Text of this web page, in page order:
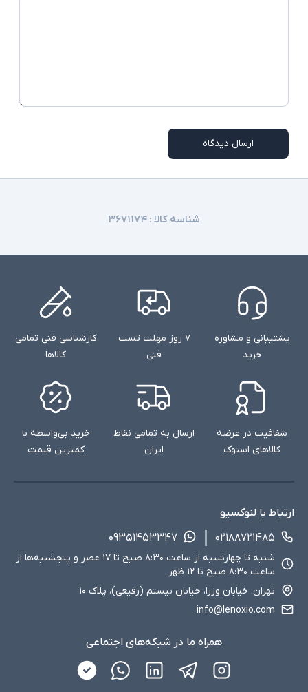
توضیحات تکمیلی
امکاناتی نظیر اسلات سیم کارت، نور پس زمینه
همه مدلها وجود ندارند
ارسال دیدگاه
شناسه کالا :۳۶۷۱۱۷۴
پشتیبانی و مشاوره
خرید
۷ روز مهلت تست
فنی
کارشناسی فنی تمامی
کالاها
شفافیت در عرضه
کالاهای استوک
ارسال به تمامی نقاط
ایران
خرید بی‌واسطه با
کمترین قیمت
ارتباط با لنوکسیو
۰۲۱۸۸۷۲۱۴۸۵
۰۹۳۵۱۴۵۳۳۴۷
شنبه تا چهارشنبه از ساعت ۸:۳۰ صبح تا ۱۷ عصر و پنجشنبه‌ها از
ساعت ۸:۳۰ صبح تا ۱۲ ظهر
تهران، خیابان وزرا، خیابان بیستم (رفیعی)، پلاک ۱۰
info@lenoxio.com
همراه ما در شبکه‌های اجتماعی